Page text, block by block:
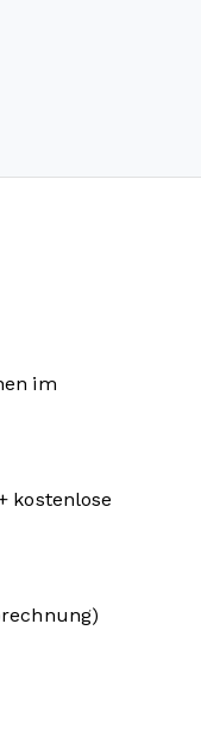
im
kostenlose